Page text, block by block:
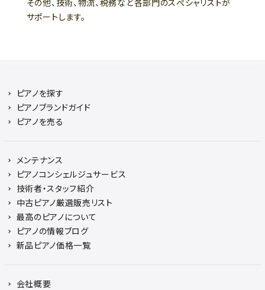
その他、技術、物流、税務など各部門のスぺシャリストが
サポートします。
ピアノを探す
ピアノブランドガイド
ピアノを売る
メンテナンス
ピアノコンシェルジュサービス
技術者・スタッフ紹介
中古ピアノ厳選販売リスト
最高のピアノについて
ピアノの情報ブログ
新品ピアノ価格一覧
会社概要